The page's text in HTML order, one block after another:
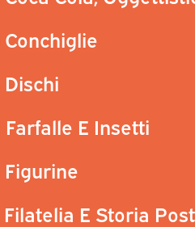
Conchiglie
Dischi
Farfalle E Insetti
Figurine
Filatelia E Storia